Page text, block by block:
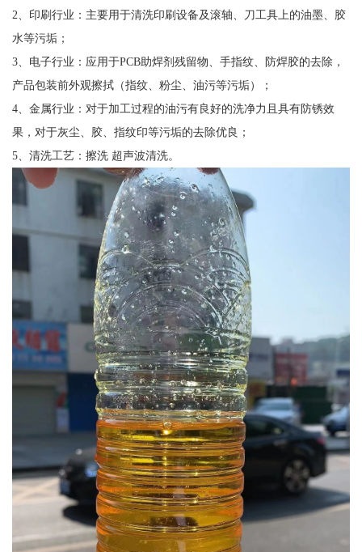
2、印刷行业：主要用于清洗印刷设备及滚轴、刀工具上的油墨、胶
水等污垢；
3、电子行业：应用于PCB助焊剂残留物、手指纹、防焊胶的去除，
产品包装前外观擦拭（指纹、粉尘、油污等污垢）；
4、金属行业：对于加工过程的油污有良好的洗净力且具有防锈效
果，对于灰尘、胶、指纹印等污垢的去除优良；
5、清洗工艺：擦洗 超声波清洗。